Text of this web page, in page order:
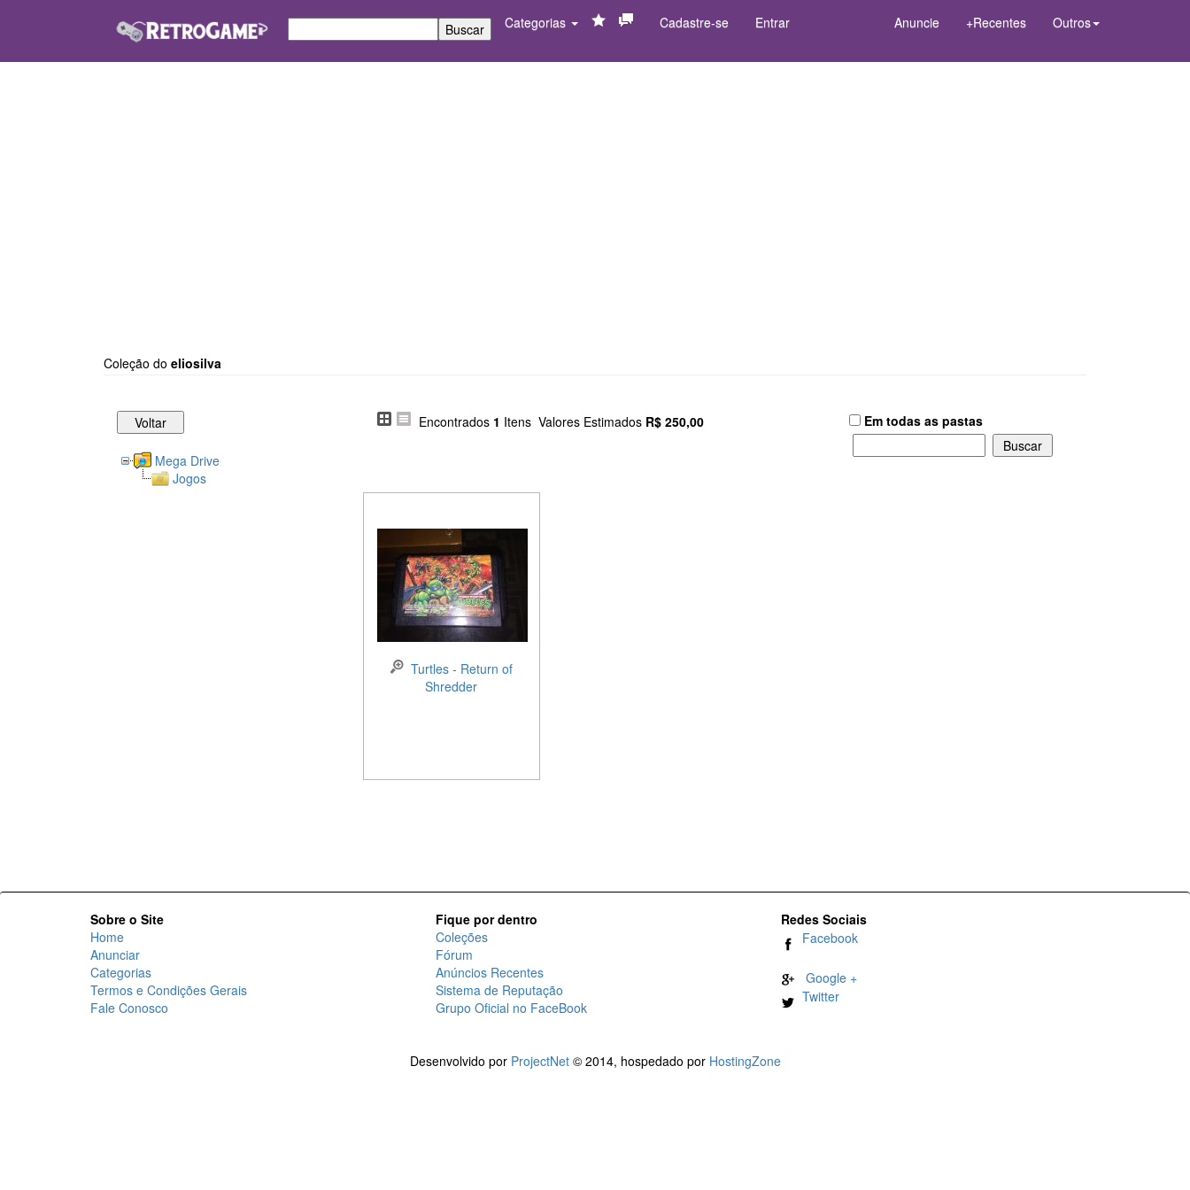
Categorias Cadastre-se Entrar Anuncie +Recentes Outros
Coleção do eliosilva
Mega Drive
Jogos
Encontrados 1 Itens Valores EstimadosR$ 250,00 Em todas as pastas
Turtles - Return of
Shredder
Sobre o Site
Home
Anunciar
Categorias
Termos e Condições Gerais
Fale Conosco
Fique por dentro
Coleções
Fórum
Anúncios Recentes
Sistema de Reputação
Grupo Oficial no FaceBook
Redes Sociais
Facebook
Google +
Twitter
Desenvolvido por ProjectNet© 2014, hospedado por HostingZone